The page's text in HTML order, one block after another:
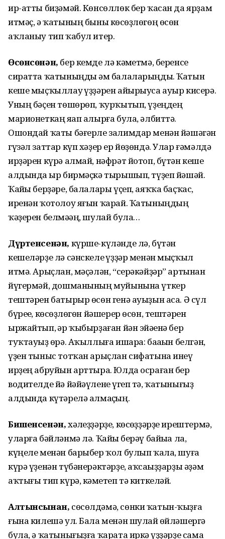
ир-атты биҙәмәй. Көнсөллөк бер ҡасан да ярҙам
итмәҫ, ә ҡатының быны көсһөҙлөгөң өсөн
аҡланыу тип ҡабул итер.
Өсөнсөнән, бер кемде лә кәмһетмә, беренсе
сиратта ҡатыныңды һәм балаларыңды. Ҡатын
кеше мыҫҡыллау һүҙҙәрен айырыуса ауыр кисерә.
Уның бәҫен төшөрөп, ҡурҡытып, үҙеңдең
марионеткаң яһап алырға була, әлбиттә.
Ошондай ҡаты бәғерле залимдар менән йәшәгән
гүзәл заттар күп хәҙер ер йөҙөндә. Улар ғәмәлдә
ирҙәрен күрә алмай, нәфрәт йотоп, бүтән кеше
алдында һыр бирмәҫкә тырышып, түҙеп йәшәй.
Ҡайһы берҙәре, балалары үҫеп, аяҡҡа баҫҡас,
иренән ҡотолоу яғын ҡарай. Ҡатыныңдың
ҡәҙерен белмәһәң, шулай була…
Дүртенсенән, күрше-күләнде лә, бүтән
кешеләрҙе лә сәнскеле һүҙҙәр менән мыҫҡыл
итмә. Арыҫлан, мәҫәлән, “серәкәйҙәр” артынан
йүгермәй, дошманының муйынына үткер
тештәрен батырыр өсөн генә ауыҙын аса. Ә сүл
бүреһе, көсһөҙлөгөн йәшерер өсөн, тештәрен
ыржайтып, һәр ҡыбырҙаған йән эйәһенә бер
туҡтауһыҙ өрә. Аҡыллыға ишара: баһаһын белгән,
үҙен тыныс тотҡан арыҫлан сифатына инеү
ирҙең абруйын арттыра. Юлда осраған бер
водителде йә йәйәүлене һүгеп тә, ҡатынығыҙ
алдында күтәрелә алмаҫһың.
Бишенсенән,хәлһеҙҙәрҙе, көсһөҙҙәрҙе ирештермә,
уларға бәйләнмә лә. Ҡайһы берәү байыһа ла,
күңеле менән барыбер ҡол булып ҡала, шуға
күрә үҙенән түбәнерәктәрҙе, аҡсаһыҙҙарҙы әҙәм
аҡтығы тип күрә, кәмһетеп тә киткеләй.
Алтынсынан, сөсөлдәмә, сөнки ҡатын-ҡыҙға
ғына килешә ул. Бала менән шулай һөйләшергә
була, ә ҡатынығыҙға ҡарата иркә һүҙҙәрҙе сама